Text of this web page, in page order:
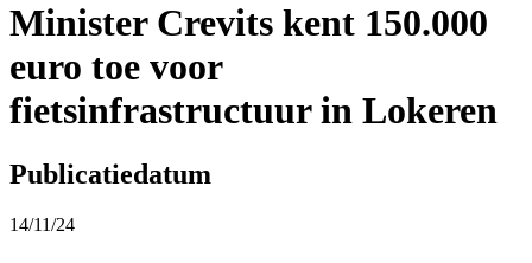
Minister Crevits kent 150.000
euro toe voor
fietsinfrastructuur in Lokeren
Publicatiedatum
14/11/24